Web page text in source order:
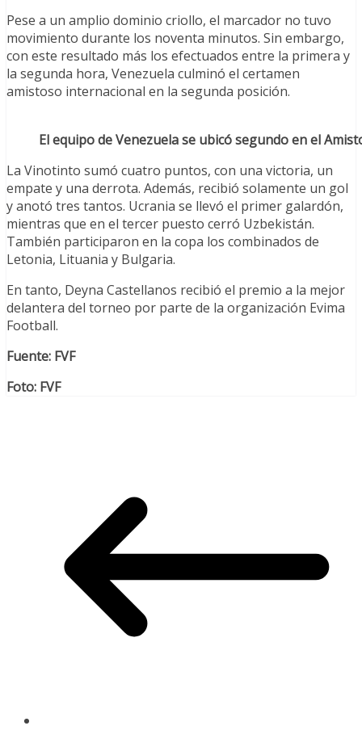
Pese a un amplio dominio criollo, el marcador no tuvo
movimiento durante los noventa minutos. Sin embargo,
con este resultado más los efectuados entre la primera y
la segunda hora, Venezuela culminó el certamen
amistoso internacional en la segunda posición.
El equipo de Venezuela se ubicó segundo en el
La Vinotinto sumó cuatro puntos, con una victoria, un
empate y una derrota. Además, recibió solamente un gol
y anotó tres tantos. Ucrania se llevó el primer galardón,
mientras que en el tercer puesto cerró Uzbekistán.
También participaron en la copa los combinados de
Letonia, Lituania y Bulgaria.
En tanto, Deyna Castellanos recibió el premio a la mejor
delantera del torneo por parte de la organización Evima
Football.
Fuente: FVF
Foto: FVF